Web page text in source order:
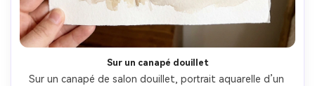
Sur un canapé douillet
Sur un canapé de salon douillet, portrait aquarelle d’un